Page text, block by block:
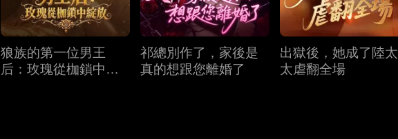
狼族的第一位男王
后：玫瑰從枷鎖中綻
祁總別作了，家後是
真的想跟您離婚了
出獄後，她成了陸太
太虐翻全場